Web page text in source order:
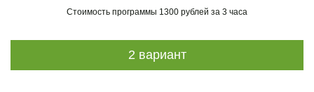
Стоимость программы 1300 рублей за 3 часа
2 вариант